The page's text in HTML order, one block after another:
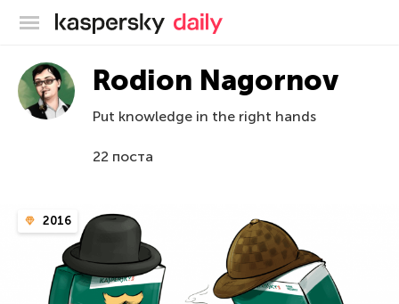
Блог Касперского
Rodion Nagornov
Put knowledge in the right hands
22 поста
2016